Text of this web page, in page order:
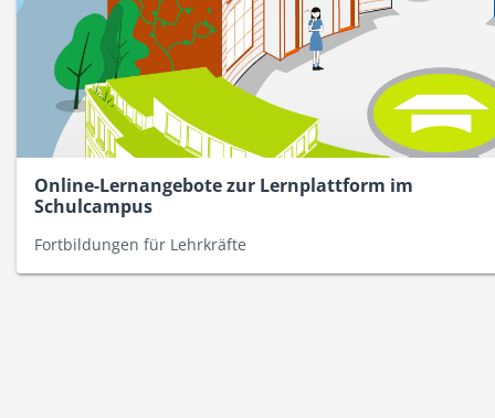
Online-Lernangebote zur Lernplattform im
Schulcampus
Fortbildungen für Lehrkräfte